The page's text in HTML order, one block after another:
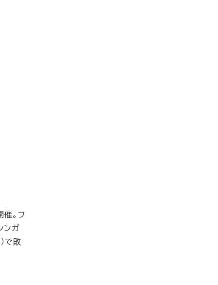
。フ
ンガ
で敗